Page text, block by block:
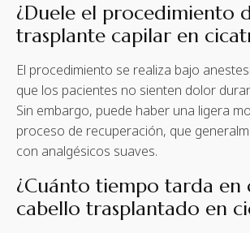
¿Duele el procedimiento
trasplante capilar en
El procedimiento se realiza bajo
que los pacientes no sienten dolor
Sin embargo, puede haber una ligera
proceso de recuperación, que
con analgésicos suaves.
¿Cuánto tiempo tarda en
cabello trasplantado en